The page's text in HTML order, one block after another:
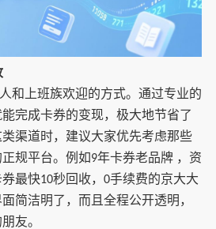
和上班族欢迎的方式。通过专业的
完成卡券的变现，极大地节省了
渠道时，建议大家优先考虑那些
规平台。例如9年卡券老品牌 ，资
最快10秒回收， 0手续费的京大大
简洁明了，而且全程公开透明，
友。